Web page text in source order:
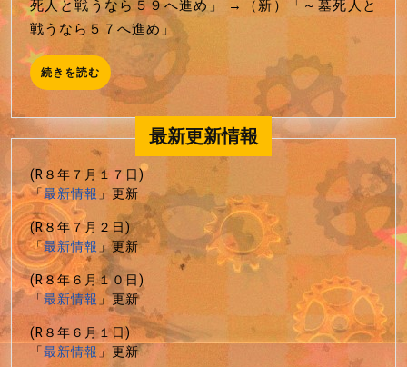
サ
内
の
隠
し
ン
テ
ン
ツ
の
正
誤
修
正
死人と戦うなら５９へ進め」 →（新）「～墓死人と
戦うなら５７へ進め」
続きを読む 続
き
読
む
最新更新情報
(R８年７月１７日)
「最新情報」更新
(R８年７月２日)
「最新情報」更新
(R８年６月１０日)
「最新情報」更新
(R８年６月１日)
「最新情報」更新